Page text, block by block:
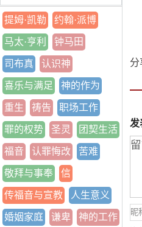
提姆·凯勒 约翰·派博
马太·亨利 钟马田
司布真 认识神
喜乐与满足 神的作为
重生 祷告 职场工作
罪的权势 圣灵 团契生活
福音 认罪悔改 苦难
敬拜与事奉 信
传福音与宣教 人生意义
婚姻家庭 谦卑 神的工作
分
发